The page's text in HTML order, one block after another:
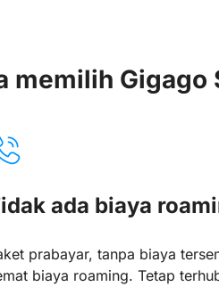
memilih Gigago
ada biaya
prabayar, tanpa biaya
biaya roaming. Tetap